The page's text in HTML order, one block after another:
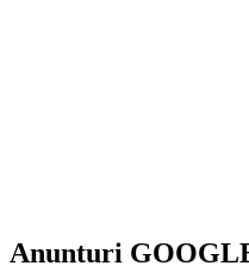
Anunturi